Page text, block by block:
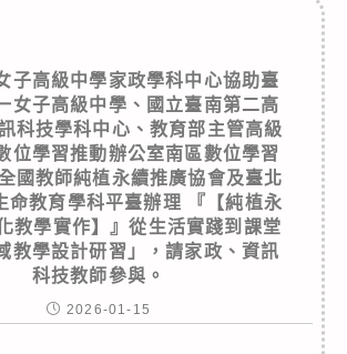
子高級中學家政學科中心協助臺
女子高級中學、國立臺南第二高
科技學科中心、教育部主管高級
位學習推動辦公室南區數位學習
國教師純植永續推廣協會及臺北
命教育學科平臺辦理 『【純植永
教學實作】』從生活實踐到課堂
教學設計研習」，請家政、資訊
科技教師參與。
2026-01-15